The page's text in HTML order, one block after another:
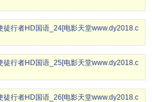
行者HD国语_24[电影天堂www.dy2018.c
行者HD国语_25[电影天堂www.dy2018.c
行者HD国语_26[电影天堂www.dy2018.c